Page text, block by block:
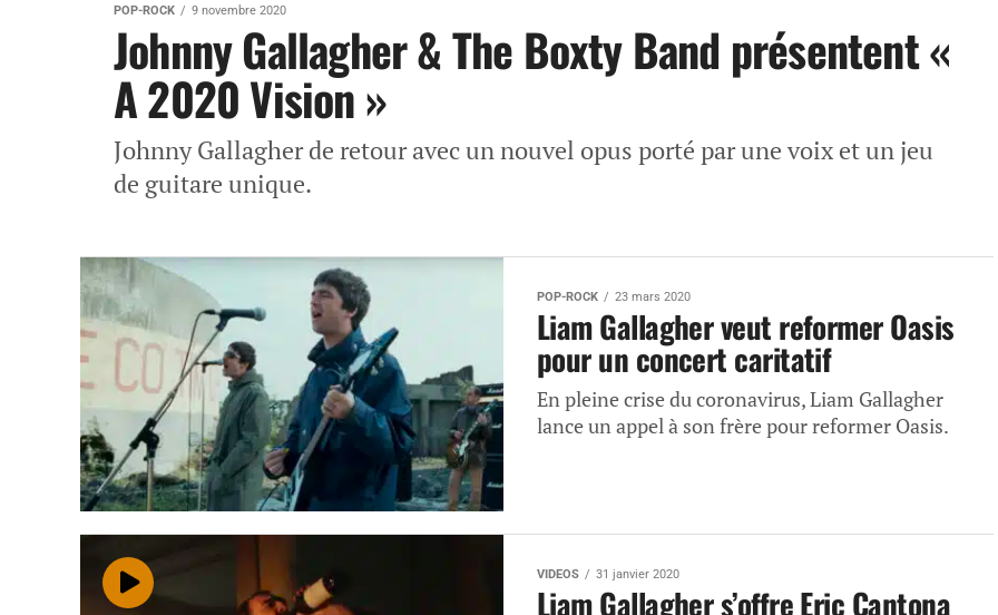
POP-ROCK 9 novembre 2020
Johnny Gallagher & The Boxty Band présentent «
A 2020 Vision »
Johnny Gallagher de retour avec un nouvel opus porté par une voix et un jeu
de guitare unique.
POP-ROCK 23 mars 2020
Liam Gallagher veut reformer Oasis
pour un concert caritatif
En pleine crise du coronavirus, Liam Gallagher
lance un appel à son frère pour reformer Oasis.
VIDEOS 31 janvier 2020
Liam Gallagher s’offre Eric Cantona